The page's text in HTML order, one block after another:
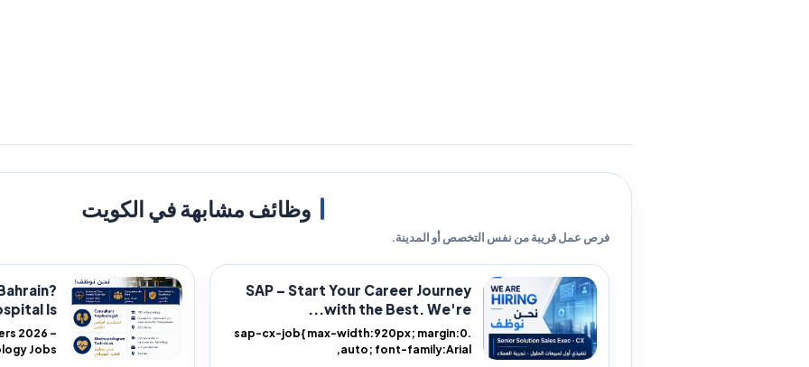
وظائف مشابهة في الكويت
فرص عمل قريبة من نفس التخصص أو المدينة.
SAP – Start Your Career Journey
with the Best. We're...
.sap-cx-job{ max-width:920px; margin:0
auto; font-family:Arial,
Is...
2026 –